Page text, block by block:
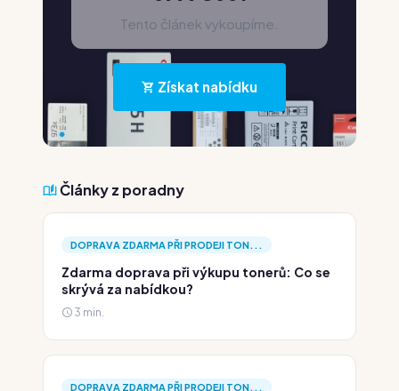
Tento článek vykoupíme.
Získat nabídku
Články z poradny
DOPRAVA ZDARMA PŘI PRODEJI TON...
Zdarma doprava při výkupu tonerů: Co se
skrývá za nabídkou?
3 min.
DOPRAVA ZDARMA PŘI PRODEJI TON...